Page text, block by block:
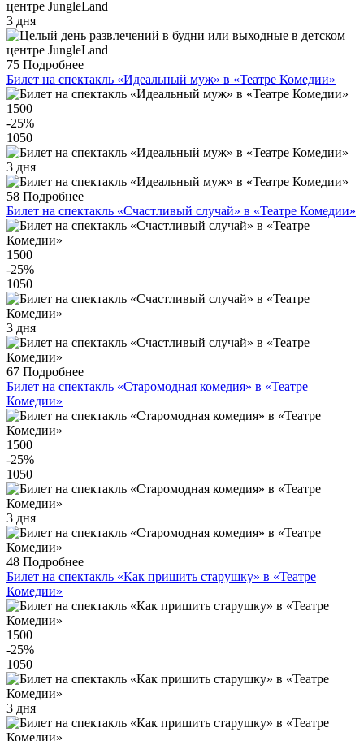
3 дня
75 Подробнее
Билет на спектакль «Идеальный муж» в «Театре Комедии»
1500
-25%
1050
3 дня
58 Подробнее
Билет на спектакль «Счастливый случай» в «Театре Комедии»
1500
-25%
1050
3 дня
67 Подробнее
Билет на спектакль «Старомодная комедия» в «Театре
Комедии»
1500
-25%
1050
3 дня
48 Подробнее
Билет на спектакль «Как пришить старушку» в «Театре
Комедии»
1500
-25%
1050
3 дня